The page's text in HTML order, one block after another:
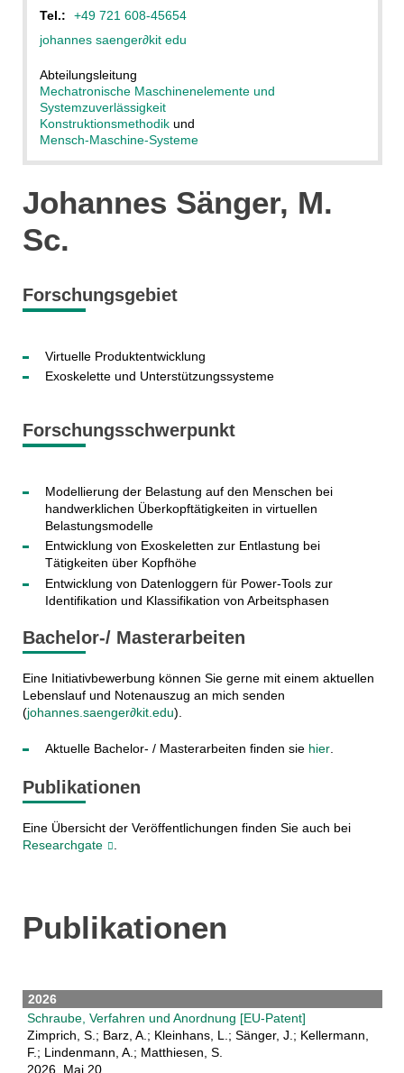
Tel.:
+49 721 608-45654
johannes saenger∂kit edu
Abteilungsleitung
Mechatronische Maschinenelemente und
Systemzuverlässigkeit
Konstruktionsmethodik und
Mensch-Maschine-Systeme
Johannes Sänger, M.
Sc.
Forschungsgebiet
Virtuelle Produktentwicklung
Exoskelette und Unterstützungssysteme
Forschungsschwerpunkt
Modellierung der Belastung auf den Menschen bei
handwerklichen Überkopftätigkeiten in virtuellen
Belastungsmodelle
Entwicklung von Exoskeletten zur Entlastung bei
Tätigkeiten über Kopfhöhe
Entwicklung von Datenloggern für Power-Tools zur
Identifikation und Klassifikation von Arbeitsphasen
Bachelor-/ Masterarbeiten
Eine Initiativbewerbung können Sie gerne mit einem aktuellen
Lebenslauf und Notenauszug an mich senden
(johannes.saenger∂kit.edu).
Aktuelle Bachelor- / Masterarbeiten finden sie hier.
Publikationen
Eine Übersicht der Veröffentlichungen finden Sie auch bei
Researchgate
Publikationen
2026
Schraube, Verfahren und Anordnung [EU-Patent]
Zimprich, S.; Barz, A.; Kleinhans, L.; Sänger, J.; Kellermann,
F.; Lindenmann, A.; Matthiesen, S.
2026, Mai 20